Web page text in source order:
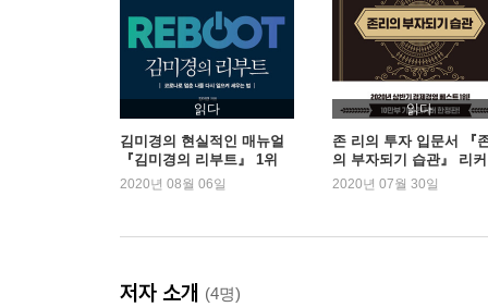
읽다
김미경의 현실적인 매뉴얼
『김미경의 리부트』 1위
탈환
2020년 08월 06일
읽다
존 리의 투자 입문서 『
의 부자되기 습관』 리
한정판 1위
2020년 07월 30일
저자 소개 (4명)